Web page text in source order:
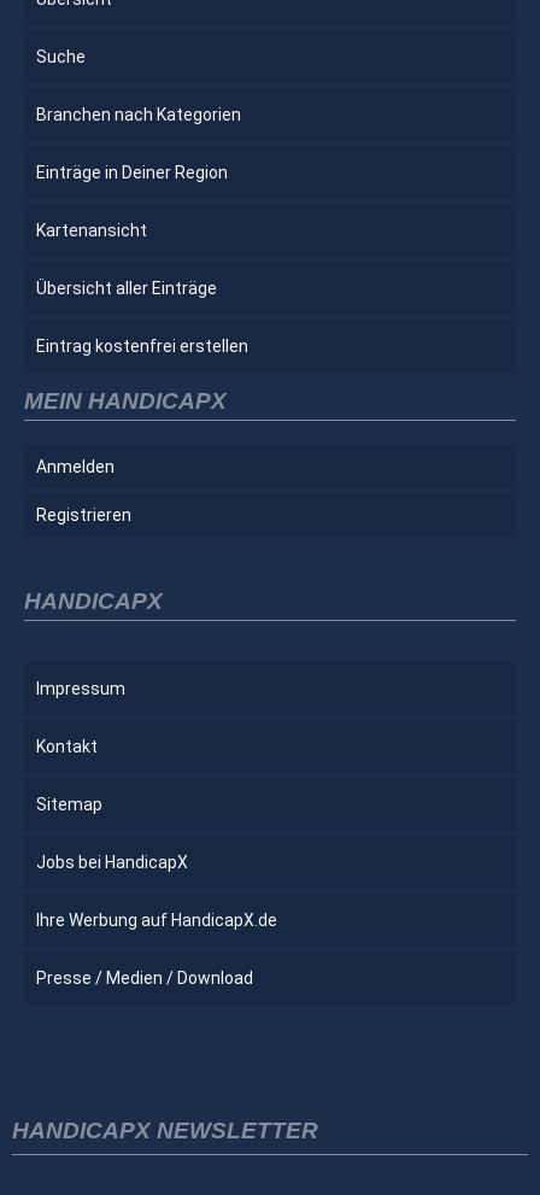
Suche
Branchen nach Kategorien
Einträge in Deiner Region
Kartenansicht
Übersicht aller Einträge
Eintrag kostenfrei erstellen
MEIN HANDICAPX
Anmelden
Registrieren
HANDICAPX
Impressum
Kontakt
Sitemap
Jobs bei HandicapX
Ihre Werbung auf HandicapX.de
Presse / Medien / Download
HANDICAPX NEWSLETTER